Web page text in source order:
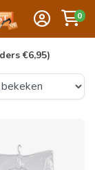
0
€6,95)